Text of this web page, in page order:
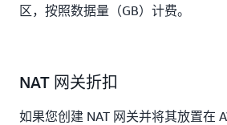
区，按照数据量（GB）计费。
NAT 网关折扣
如果您创建 NAT 网关并将其放置在